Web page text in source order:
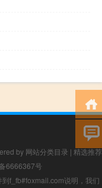
by 网站分类目录 | 精选推荐
6666367号
f_fb#foxmail.com说明，我们